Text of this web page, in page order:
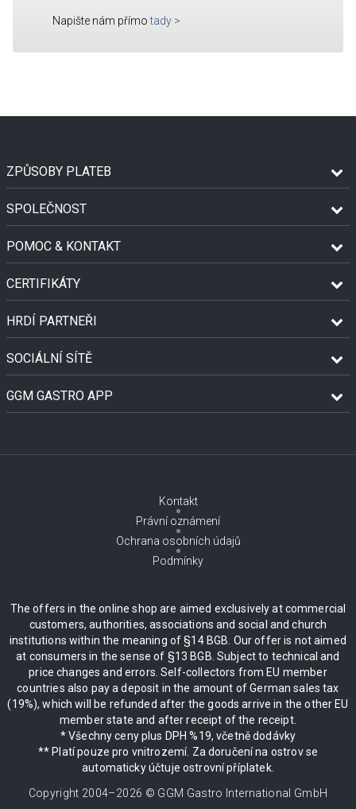
Napište nám přímo tady >
ZPŮSOBY PLATEB
SPOLEČNOST
POMOC & KONTAKT
CERTIFIKÁTY
HRDÍ PARTNEŘI
SOCIÁLNÍ SÍTĚ
GGM GASTRO APP
Kontakt
Právní oznámení
Ochrana osobních údajů
Podmínky
The offers in the online shop are aimed exclusively at commercial
customers, authorities, associations and social and church
institutions within the meaning of §14 BGB. Our offer is not aimed
at consumers in the sense of §13 BGB. Subject to technical and
price changes and errors. Self-collectors from EU member
countries also pay a deposit in the amount of German sales tax
(19%), which will be refunded after the goods arrive in the other EU
member state and after receipt of the receipt.
* Všechny ceny plus DPH %19, včetně dodávky
** Platí pouze pro vnitrozemí. Za doručení na ostrov se
automaticky účtuje ostrovní příplatek.
Copyright 2004–2026 © GGM Gastro International GmbH